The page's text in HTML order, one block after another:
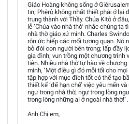
Giáo Hoàng không sống ở
tin; Phêrô không nhất thiết phải ở lại
trung thành với Thầy. Chúa Kitô ở
lễ ‘Chúa vào nhà thờ’ nhắc chúng ta
nhà thờ giáo xứ mình. Charles
rộn ức hiếp các mối tương quan. Nó
bỏ đói con người bên trong; lấp đầy
gia đình; vun trồng một chương trình
tiên. Nhiều nhà thờ tự hào về
mình, ‘Một điều gì đó mỗi tối cho mọi
tập hợp với mục đích tốt có thể tạo
thiết kế ‘để hạn chế’ việc yêu mến
ngự trong nhà thờ, ngự trong lòng
trong lòng những ai ở ngoài nhà thờ!”.
Anh Chị em,